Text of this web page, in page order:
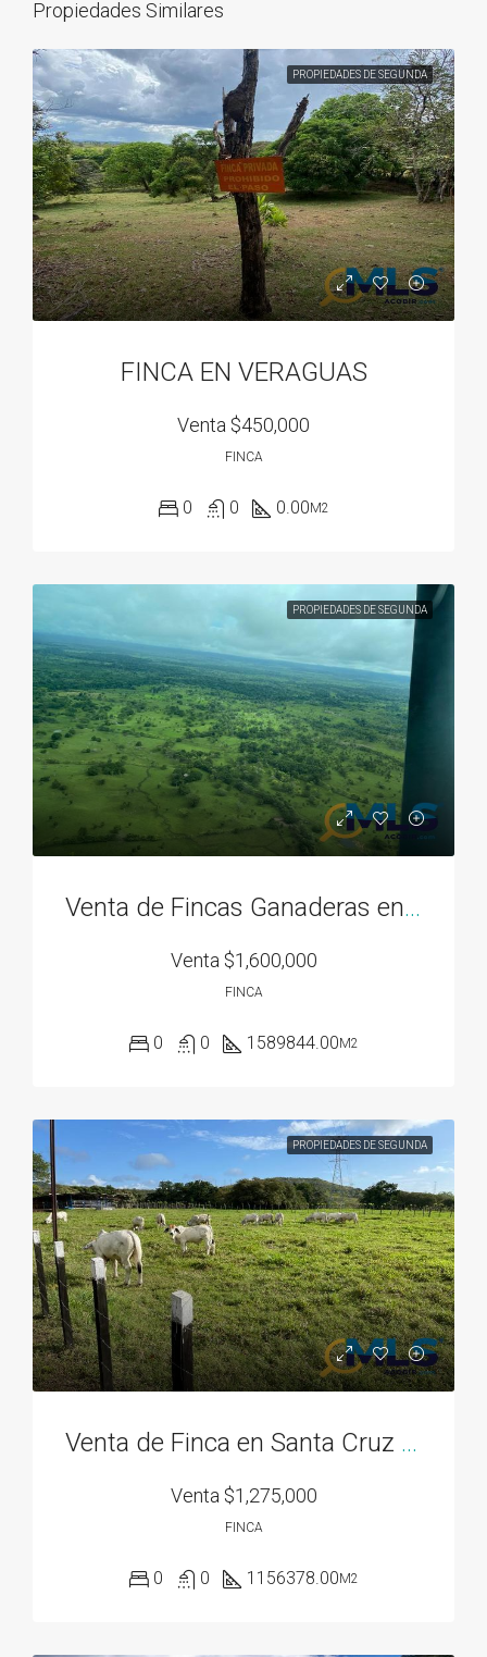
Propiedades Similares
PROPIEDADES DE SEGUNDA
FINCA EN VERAGUAS
Venta $450,000
FINCA
0 0 0.00M2
PROPIEDADES DE SEGUNDA
Venta de Fincas Ganaderas en Santa Cruz y Llano Grande Chame
Venta $1,600,000
FINCA
0 0 1589844.00M2
PROPIEDADES DE SEGUNDA
Venta de Finca en Santa Cruz Chame
Venta $1,275,000
FINCA
0 0 1156378.00M2